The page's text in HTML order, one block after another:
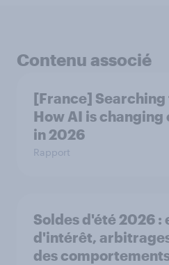
Contenu associé
[France] Searching
How AI is
in ​2026
Rapport
Soldes d'été 2026 :
d'intérêt,
des